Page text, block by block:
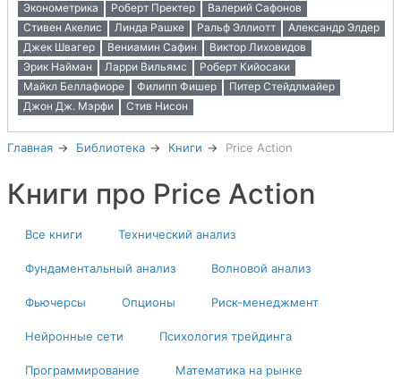
Эконометрика
Роберт Пректер
Валерий Сафонов
Стивен Акелис
Линда Рашке Ральф Эллиотт
Александр Элдер
Джек Швагер
Вениамин Сафин
Виктор Лиховидов
Эрик Найман
Ларри Вильямс
Роберт Кийосаки
Майкл Беллафиоре
Филипп Фишер
Питер Стейдлмайер
Джон Дж. Мэрфи
Стив Нисон
Главная Библиотека Книги Price Action
Книги про Price Action
Все книги Технический анализ
Фундаментальный анализ Волновой анализ
Фьючерсы Опционы Риск-менеджмент
Нейронные сети Психология трейдинга
Программирование Математика на рынке